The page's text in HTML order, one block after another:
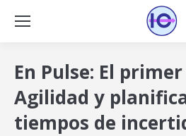
En Pulse: El
Agilidad y
tiempos de